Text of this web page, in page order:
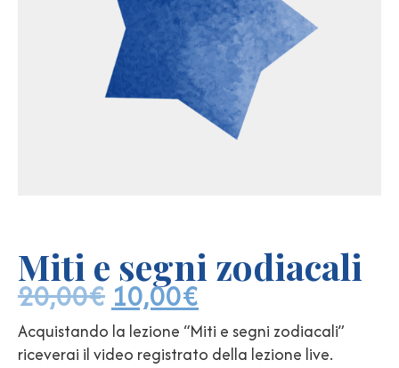
Miti e segni zodiacali
20,00€ 10,00€
Acquistando la lezione “Miti e segni zodiacali”
riceverai il video registrato della lezione live.